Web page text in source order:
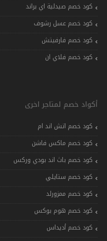
كود خصم صيدلية اي براند
كود خصم عسل رشوف
كود خصم فارفيتش
كود خصم فلاي ان
أكواد خصم لمتاجر اخرى
كود خصم اتش اند ام
كود خصم ماكس فاشن
كود خصم باث اند بودي وركس
كود خصم ستايلي
كود خصم ممزورلد
كود خصم هوم بوكس
كود خصم أديداس